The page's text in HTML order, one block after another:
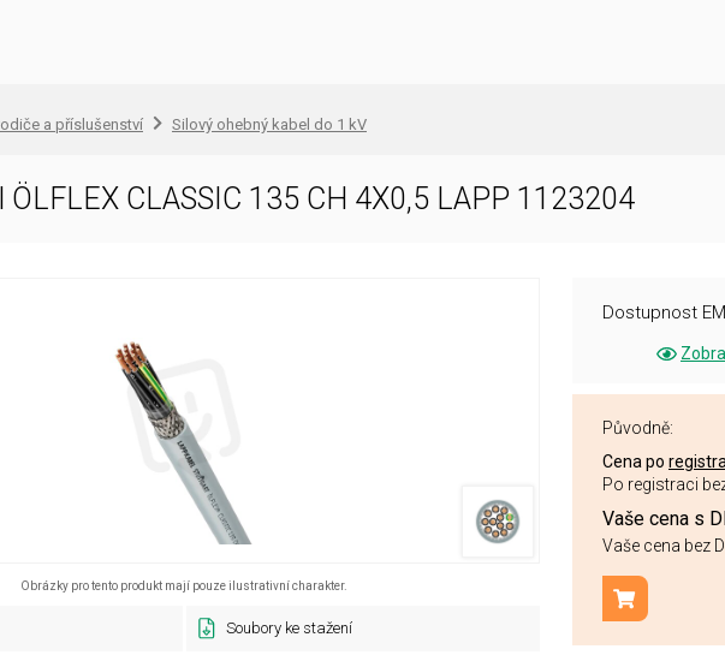
a příslušenství Silový ohebný kabel do 1 kV
ÖLFLEX CLASSIC 135 CH 4X0,5 LAPP 1123204
Obrázky pro tento produkt mají pouze ilustrativní charakter.
Soubory ke stažení
Dostupnost
Původně:
Cena po
Po registraci
Vaše cena s
Vaše cena bez
Přidat do